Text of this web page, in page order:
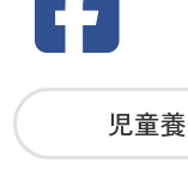
児童